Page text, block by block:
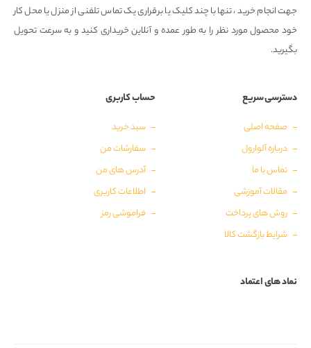
جهت انجام خرید ، تنها با چند کلیک یا برقراری یک تماس تلفنی از منزل یا محل کار
خود محصول مورد نظر را به طور عمده و آنلاین خریداری کنید و به سرعت تحویل
بگیرید.
دسترسی سریع
صفحه اصلی
درباره آلوارول
تماس با ما
مقالات آموزشی
روش های پرداخت
شرایط بازگشت کالا
حساب کاربری
سبد خرید
سفارشات من
آدرس های من
اطلاعات کاربری
فراموشی رمز
نماد های اعتماد